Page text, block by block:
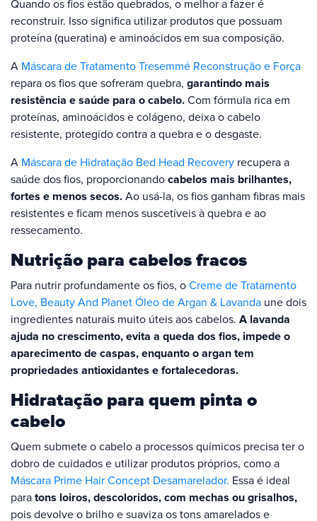
Quando os fios estão quebrados, o melhor a fazer é
reconstruir. Isso significa utilizar produtos que possuam
proteína (queratina) e aminoácidos em sua composição.
A Máscara de Tratamento Tresemmé Reconstrução e Força
repara os fios que sofreram quebra, garantindo mais
resistência e saúde para o cabelo. Com fórmula rica em
proteínas, aminoácidos e colágeno, deixa o cabelo
resistente, protegido contra a quebra e o desgaste.
A Máscara de Hidratação Bed Head Recovery recupera a
saúde dos fios, proporcionando cabelos mais brilhantes,
fortes e menos secos. Ao usá-la, os fios ganham fibras mais
resistentes e ficam menos suscetíveis à quebra e ao
ressecamento.
Nutrição para cabelos fracos
Para nutrir profundamente os fios, o Creme de Tratamento
Love, Beauty And Planet Óleo de Argan & Lavanda une dois
ingredientes naturais muito úteis aos cabelos. A lavanda
ajuda no crescimento, evita a queda dos fios, impede o
aparecimento de caspas, enquanto o argan tem
propriedades antioxidantes e fortalecedoras.
Hidratação para quem pinta o
cabelo
Quem submete o cabelo a processos químicos precisa ter o
dobro de cuidados e utilizar produtos próprios, como a
Máscara Prime Hair Concept Desamarelador. Essa é ideal
para tons loiros, descoloridos, com mechas ou grisalhos,
pois devolve o brilho e suaviza os tons amarelados e